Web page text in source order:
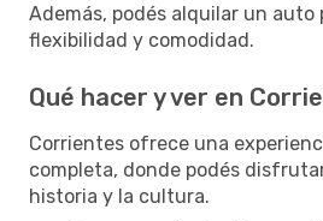
Además, podés alquilar un auto
flexibilidad y comodidad.
Qué hacer y ver en
Corrientes ofrece una
completa, donde podés
historia y la cultura.